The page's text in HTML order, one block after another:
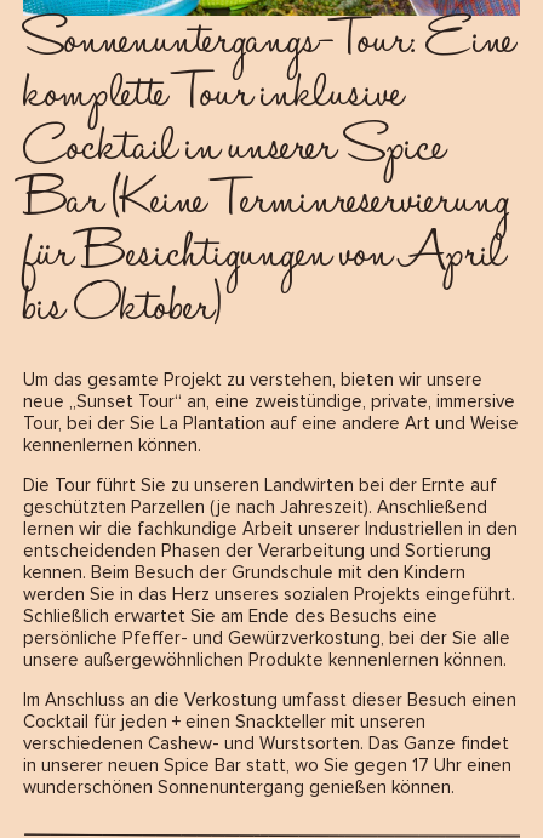
Sonnenuntergangs-Tour: Eine
komplette Tour inklusive
Cocktail in unserer Spice
Bar (Keine Terminreservierung
für Besichtigungen von April
bis Oktober)
Um das gesamte Projekt zu verstehen, bieten wir unsere
neue „Sunset Tour“ an, eine zweistündige, private, immersive
Tour, bei der Sie La Plantation auf eine andere Art und Weise
kennenlernen können.
Die Tour führt Sie zu unseren Landwirten bei der Ernte auf
geschützten Parzellen (je nach Jahreszeit). Anschließend
lernen wir die fachkundige Arbeit unserer Industriellen in den
entscheidenden Phasen der Verarbeitung und Sortierung
kennen. Beim Besuch der Grundschule mit den Kindern
werden Sie in das Herz unseres sozialen Projekts eingeführt.
Schließlich erwartet Sie am Ende des Besuchs eine
persönliche Pfeffer- und Gewürzverkostung, bei der Sie alle
unsere außergewöhnlichen Produkte kennenlernen können.
Im Anschluss an die Verkostung umfasst dieser Besuch einen
Cocktail für jeden + einen Snackteller mit unseren
verschiedenen Cashew- und Wurstsorten. Das Ganze findet
in unserer neuen Spice Bar statt, wo Sie gegen 17 Uhr einen
wunderschönen Sonnenuntergang genießen können.